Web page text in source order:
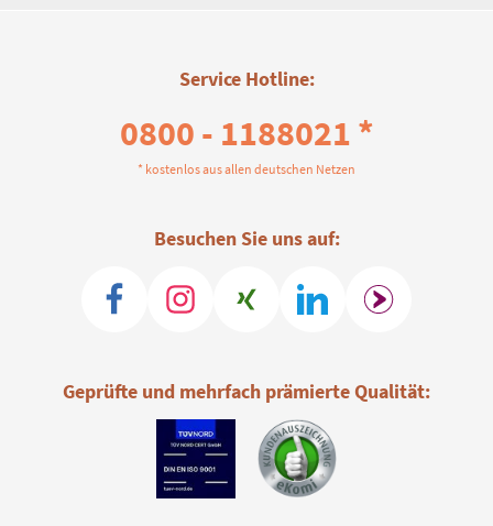
Service Hotline:
0800 - 1188021 *
* kostenlos aus allen deutschen Netzen
Besuchen Sie uns auf:
Geprüfte und mehrfach prämierte Qualität: